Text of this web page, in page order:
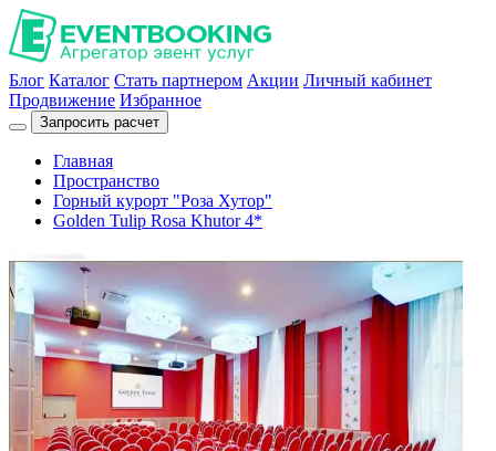
Блог Каталог Стать партнером Акции Личный кабинет
Продвижение Избранное
Запросить расчет
Главная
Пространство
Горный курорт "Роза Хутор"
Golden Tulip Rosa Khutor 4*